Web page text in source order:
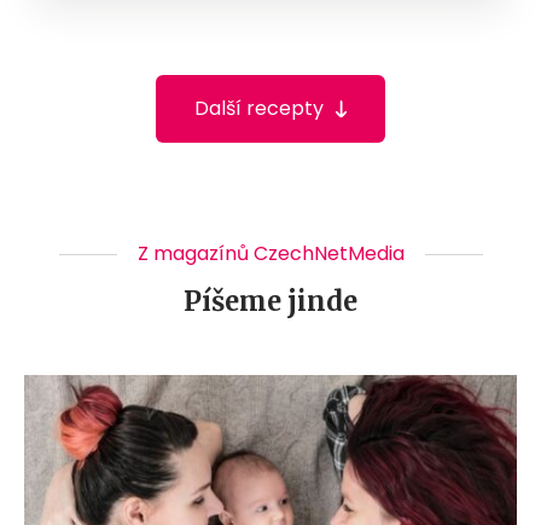
Další recepty
Z magazínů CzechNetMedia
Píšeme jinde